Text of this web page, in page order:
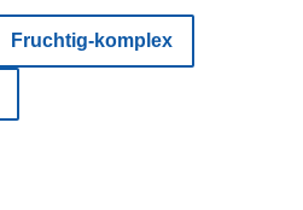
Fruchtig-komplex